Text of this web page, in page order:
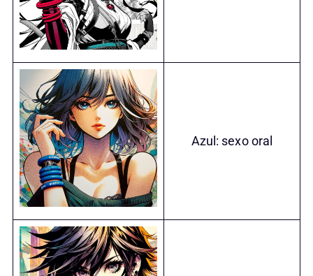
Azul: sexo oral